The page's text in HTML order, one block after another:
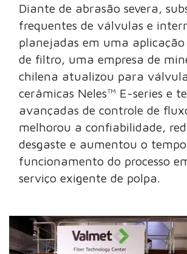
Diante de abrasão severa,
frequentes de válvulas e
planejadas em uma aplicação
de filtro, uma empresa de
chilena atualizou para
cerâmicas Neles™ E-series e
avançadas de controle de
melhorou a confiabilidade,
desgaste e aumentou o
funcionamento do processo
serviço exigente de polpa.